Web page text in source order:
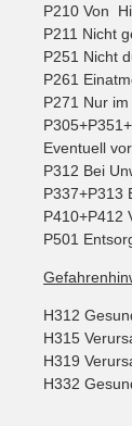
P210 Von
P211 Nicht
P251 Nicht
P261
P271 Nur
Eventuell
P312 Bei
P337+P313
P410+P412
P501
H312
H315
H319
H332